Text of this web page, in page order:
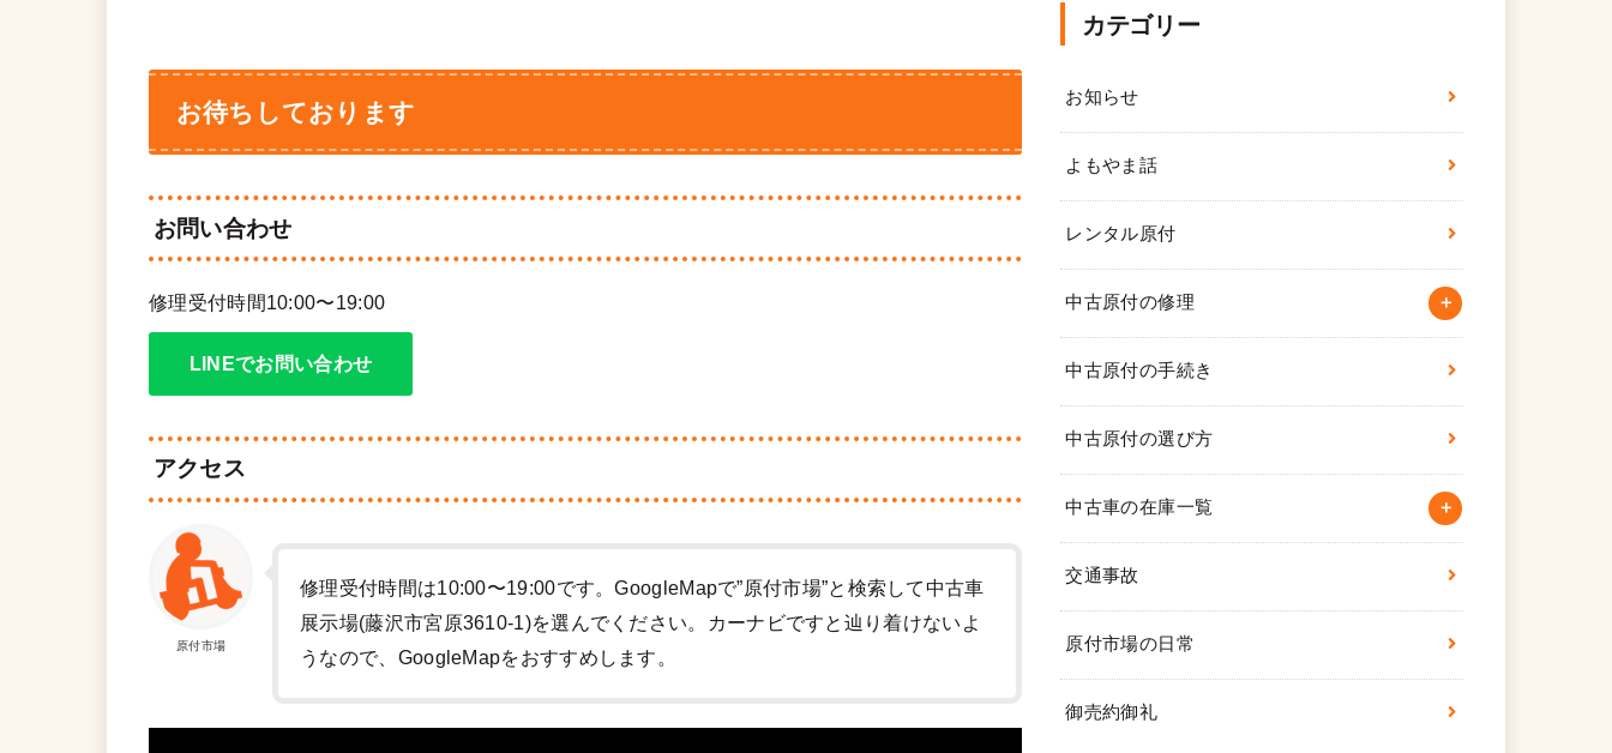
お待ちしております
お問い合わせ
修理受付時間10:00〜19:00
LINEでお問い合わせ
アクセス
原付市場
修理受付時間は10:00〜19:00です。GoogleMapで”原付市場”と検索して中古車
展示場(藤沢市宮原3610-1)を選んでください。カーナビですと辿り着けないよ
うなので、GoogleMapをおすすめします。
カテゴリー
お知らせ
よもやま話
レンタル原付
中古原付の修理
中古原付の手続き
中古原付の選び方
中古車の在庫一覧
交通事故
原付市場の日常
御売約御礼